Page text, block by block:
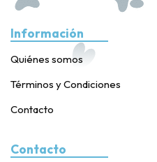
Información
Quiénes somos
Términos y Condiciones
Contacto
Contacto